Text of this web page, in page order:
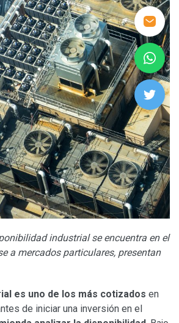
industrial se encuentra en el
a mercados particulares, presentan
es uno de los más cotizados en
de iniciar una inversión en el